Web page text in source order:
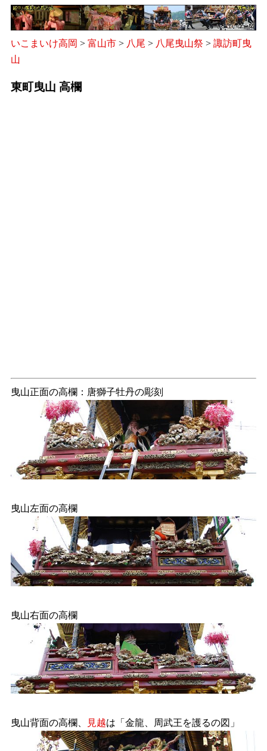
いこまいけ高岡 > 富山市 > 八尾 > 八尾曳山祭 > 諏訪町曳
山
東町曳山 高欄
曳山正面の高欄：唐獅子牡丹の彫刻
曳山左面の高欄
曳山右面の高欄
曳山背面の高欄、 見越は「金龍、周武王を護るの図」